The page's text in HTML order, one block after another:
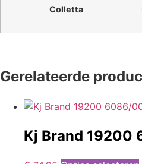
Colletta
Gerelateerde
Kj Brand 19200